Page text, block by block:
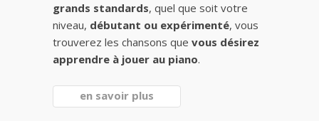
grands standards, quel que soit votre
niveau, débutant ou expérimenté, vous
trouverez les chansons que vous désirez
apprendre à jouer au piano.
en savoir plus